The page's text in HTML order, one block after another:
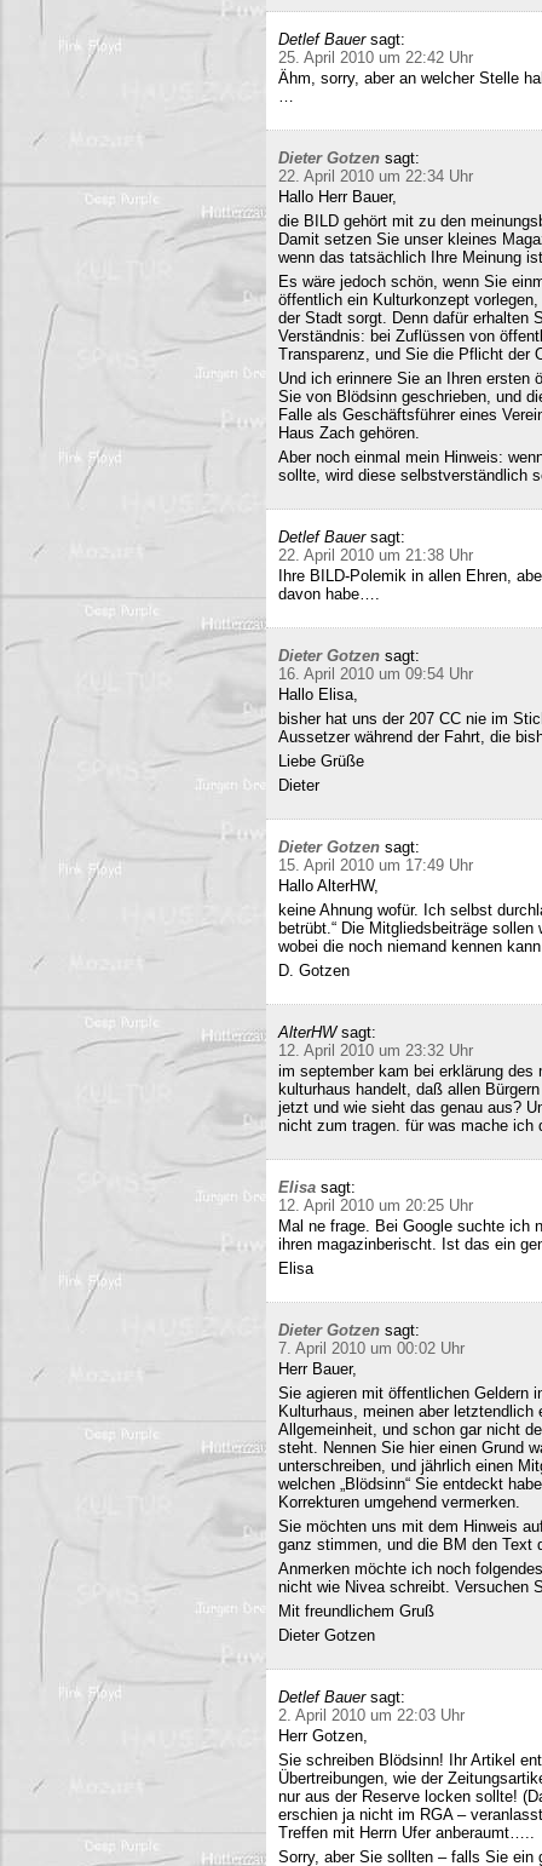
Detlef Bauer sagt:
25. April 2010 um 22:42 Uhr
Ähm, sorry, aber an welcher Stelle
…
Dieter Gotzen sagt:
22. April 2010 um 22:34 Uhr
Hallo Herr Bauer,
die BILD gehört mit zu den
Damit setzen Sie unser kleines
wenn das tatsächlich Ihre Meinung
Es wäre jedoch schön, wenn Sie
öffentlich ein Kulturkonzept
der Stadt sorgt. Denn dafür erhalten
Verständnis: bei Zuflüssen von
Transparenz, und Sie die Pflicht der
Und ich erinnere Sie an Ihren ersten
Sie von Blödsinn geschrieben, und
Falle als Geschäftsführer eines
Haus Zach gehören.
Aber noch einmal mein Hinweis:
sollte, wird diese selbstverständlich
Detlef Bauer sagt:
22. April 2010 um 21:38 Uhr
Ihre BILD-Polemik in allen Ehren,
davon habe….
Dieter Gotzen sagt:
16. April 2010 um 09:54 Uhr
Hallo Elisa,
bisher hat uns der 207 CC nie im
Aussetzer während der Fahrt, die
Liebe Grüße
Dieter
Dieter Gotzen sagt:
15. April 2010 um 17:49 Uhr
Hallo AlterHW,
keine Ahnung wofür. Ich selbst
betrübt.“ Die Mitgliedsbeiträge
wobei die noch niemand kennen
D. Gotzen
AlterHW sagt:
12. April 2010 um 23:32 Uhr
im september kam bei erklärung
kulturhaus handelt, daß allen
jetzt und wie sieht das genau aus?
nicht zum tragen. für was mache ich
Elisa sagt:
12. April 2010 um 20:25 Uhr
Mal ne frage. Bei Google suchte ich
ihren magazinberischt. Ist das ein
Elisa
Dieter Gotzen sagt:
7. April 2010 um 00:02 Uhr
Herr Bauer,
Sie agieren mit öffentlichen Geldern
Kulturhaus, meinen aber
Allgemeinheit, und schon gar nicht
steht. Nennen Sie hier einen Grund
unterschreiben, und jährlich einen
welchen „Blödsinn“ Sie entdeckt
Korrekturen umgehend vermerken.
Sie möchten uns mit dem Hinweis
ganz stimmen, und die BM den Text
Anmerken möchte ich noch
nicht wie Nivea schreibt. Versuchen
Mit freundlichem Gruß
Dieter Gotzen
Detlef Bauer sagt:
2. April 2010 um 22:03 Uhr
Herr Gotzen,
Sie schreiben Blödsinn! Ihr Artikel
Übertreibungen, wie der
nur aus der Reserve locken sollte!
erschien ja nicht im RGA –
Treffen mit Herrn Ufer anberaumt…..
Sorry, aber Sie sollten – falls Sie ein